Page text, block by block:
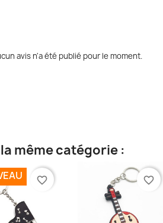
avis n'a été publié pour le moment.
même catégorie :
favorite_border favorite_border